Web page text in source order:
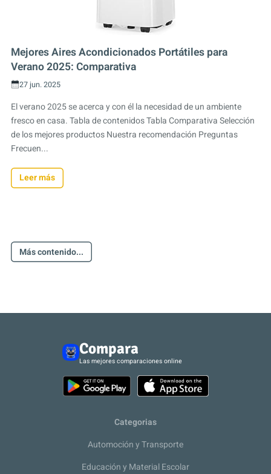
Mejores Aires Acondicionados Portátiles para
Verano 2025: Comparativa
27 jun. 2025
El verano 2025 se acerca y con él la necesidad de un ambiente
fresco en casa. Tabla de contenidos Tabla Comparativa Selección
de los mejores productos Nuestra recomendación Preguntas
Frecuen...
Leer más
Más contenido...
Compara
Las mejores comparaciones online
Categorias
Automoción y Transporte
Educación y Material Escolar